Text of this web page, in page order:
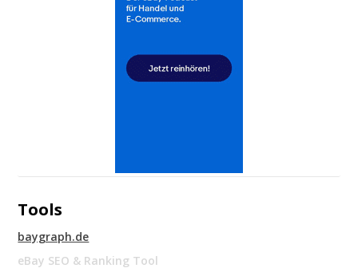
Tools
baygraph.de
eBay SEO & Ranking Tool